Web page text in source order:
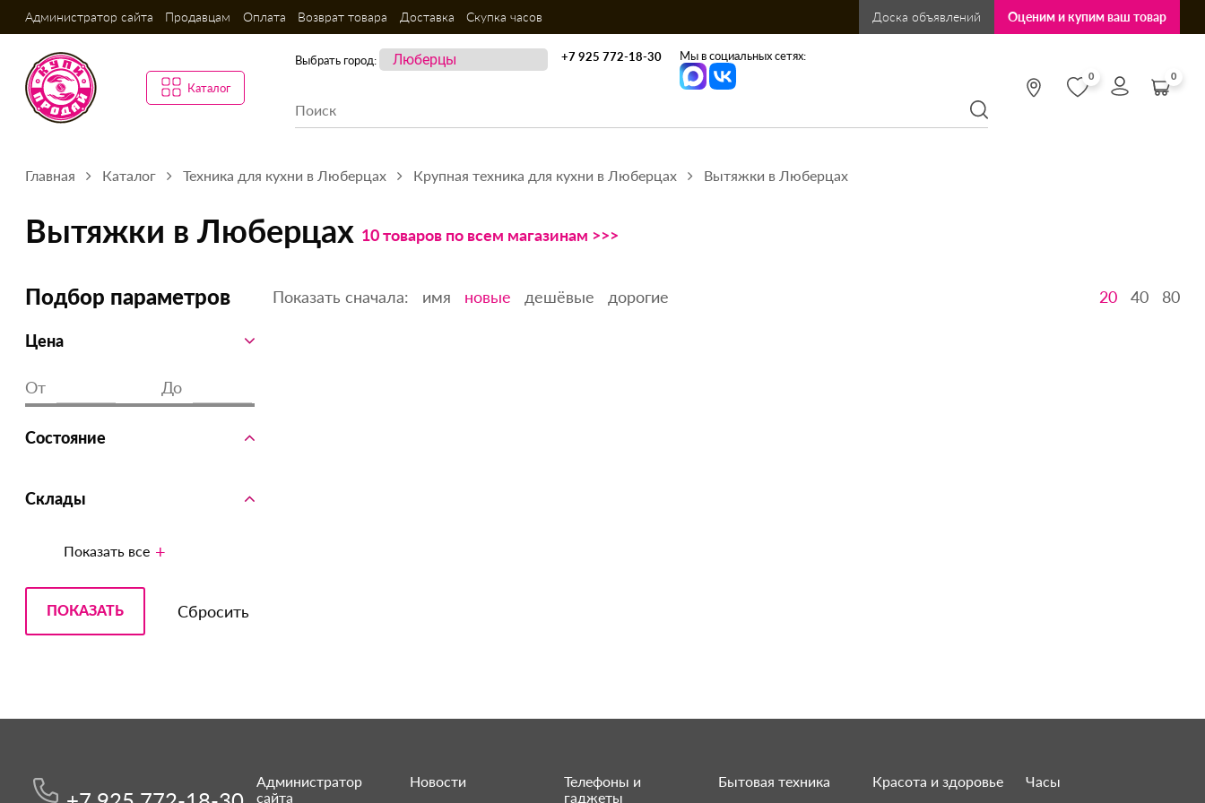
Администратор сайта Продавцам Оплата Возврат товара Доставка Скупка часов Доска объявлений Оценим и купим ваш товар
Каталог
Выбрать город: +7 925 772-18-30 Мы в социальных сетях:
0 0
Главная Каталог Техника для кухни в Люберцах Крупная техника для кухни в Люберцах Вытяжки в Люберцах
Вытяжки в Люберцах 10 товаров по всем магазинам >>>
Подбор параметров
Цена
От До
Состояние
Склады
Показать все
Показать сначала: имя новые дешёвые дорогие 20 40 80
Администратор
сайта
Новости
Телефоны и
гаджеты
Бытовая техника Красота и здоровье Часы